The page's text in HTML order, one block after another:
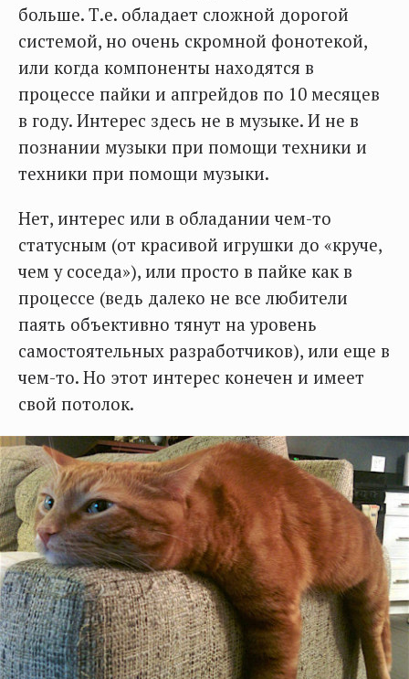
больше. Т.е. обладает сложной дорогой
системой, но очень скромной фонотекой,
или когда компоненты находятся в
процессе пайки и апгрейдов по 10 месяцев
в году. Интерес здесь не в музыке. И не в
познании музыки при помощи техники и
техники при помощи музыки.
Нет, интерес или в обладании чем-то
статусным (от красивой игрушки до «круче,
чем у соседа»), или просто в пайке как в
процессе (ведь далеко не все любители
паять объективно тянут на уровень
самостоятельных разработчиков), или еще в
чем-то. Но этот интерес конечен и имеет
свой потолок.